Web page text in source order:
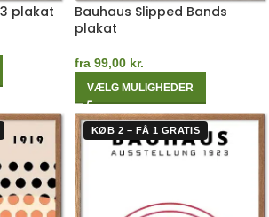
plakat
Bauhaus Slipped Bands
plakat
fra 99,00 kr.
VÆLG MULIGHEDER
KØB 2 – FÅ 1 GRATIS